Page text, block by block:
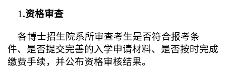
1.资格审查
各博士招生院系所审查考生是否符合报考条
件、是否提交完善的入学申请材料、是否按时完成
缴费手续，并公布资格审核结果。